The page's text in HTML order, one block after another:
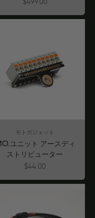
モトガジェット
ユニット アースディ
ストリビューター
Angebot
$44.00